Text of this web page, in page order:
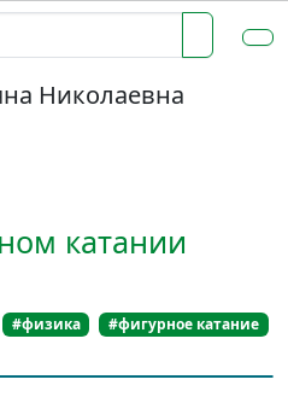
Николаевна
катании
#физика #фигурное катание